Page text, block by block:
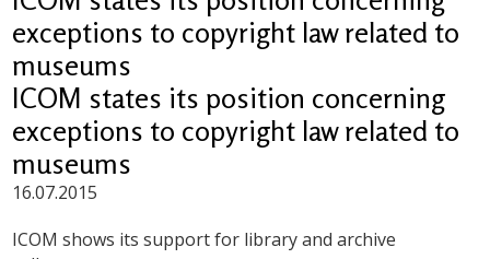
exceptions to copyright law related to
museums
ICOM states its position concerning
exceptions to copyright law related to
museums
16.07.2015
ICOM shows its support for library and archive